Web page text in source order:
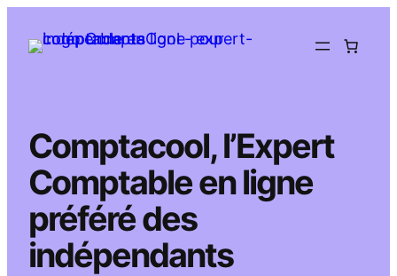
Comptacool, l’Expert
Comptable en ligne
préféré des
indépendants